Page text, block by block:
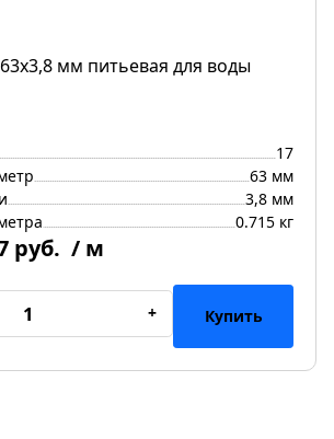
мм питьевая для воды
17
63 мм
3,8 мм
0.715 кг
руб. / м
+ Купить